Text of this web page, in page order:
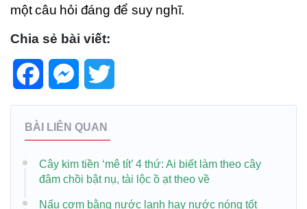
một câu hỏi đáng để suy nghĩ.
Chia sẻ bài viết:
FacebookMessenger
BÀI LIÊN QUAN
Cây kim tiền ‘mê tít’ 4 thứ: Ai biết làm theo cây
đâm chồi bật nụ, tài lộc ồ ạt theo về
Nấu cơm bằng nước lạnh hay nước nóng tốt